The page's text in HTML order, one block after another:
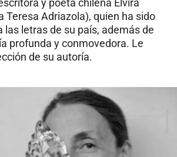
y poeta chilena Elvira
Teresa Adriazola), quien ha sido
letras de su país, además de
profunda y conmovedora. Le
de su autoría.